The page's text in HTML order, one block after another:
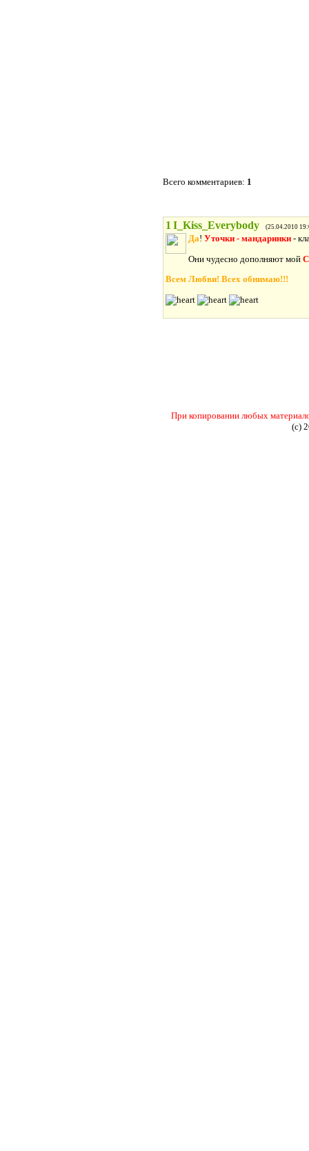
Всего комментариев: 1
1 I_Kiss_Everybody (25.04.2010
Да! Уточки - мандаринки -
Они чудесно дополняют мой
Всем Любви! Всех обнимаю!!!
При копировании любых
(c)